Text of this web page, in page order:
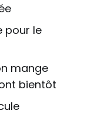
pour le
mange
bientôt